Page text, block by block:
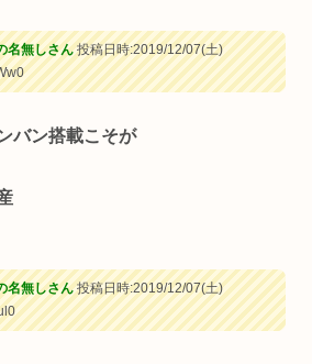
名無しさん投稿日時:2019/12/07(土)
バン搭載こそが
名無しさん投稿日時:2019/12/07(土)